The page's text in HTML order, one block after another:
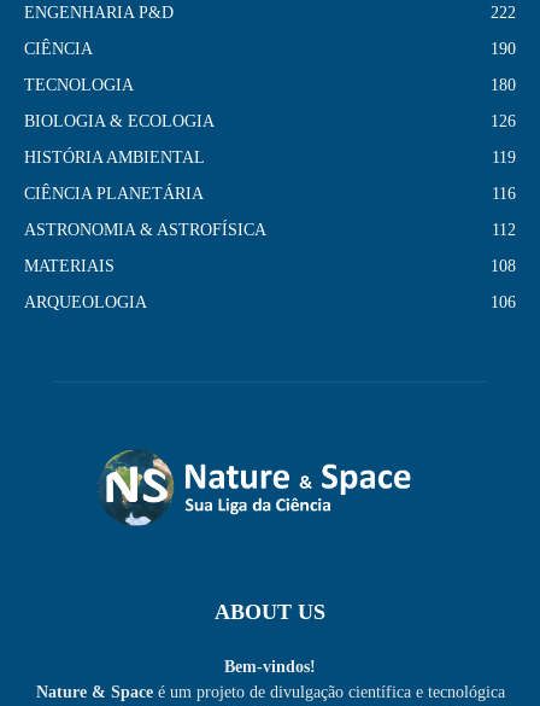
ENGENHARIA P&D
222
CIÊNCIA
190
TECNOLOGIA
180
BIOLOGIA & ECOLOGIA
126
HISTÓRIA AMBIENTAL
119
CIÊNCIA PLANETÁRIA
116
ASTRONOMIA & ASTROFÍSICA
112
MATERIAIS
108
ARQUEOLOGIA
106
ABOUT US
Bem-vindos!
Nature & Spaceé um projeto de divulgação científica e tecnológica